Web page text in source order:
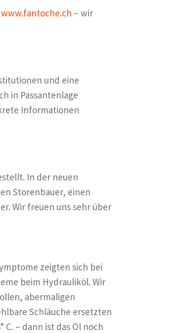
www.fantoche.ch – wir
und eine
in Passantenlage
Informationen
In der neuen
Storenbauer, einen
Wir freuen uns sehr über
zeigten sich bei
beim Hydrauliköl. Wir
abermaligen
Schläuche ersetzten
– dann ist das Öl noch